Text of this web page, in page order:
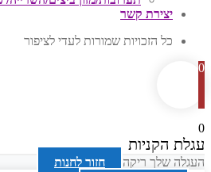
יצירת קשר
כל הזכויות שמורות לעדי לציפור
0
0
עגלת הקניות
העגלה שלך ריקה חזור לחנות